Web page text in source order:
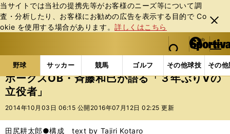
当サイトでは当社の提携先等がお客様のニーズ等について調
査・分析したり、お客様にお勧めの広告を表⽰する⽬的で Co
okie を使⽤する場合があります。詳しくはこちら
閉じ
る
web Sportiva (webスポルティーバ)
検索
マイペ
ー
ジ
メニュ
野球 サッカー 競馬 ゴルフ その他球技 その
b
ス
ポ
ル
野球の記事一覧 プロ野球 ホークスOB・斉藤和巳
ホークスOB・斉藤和巳が語る「３年ぶりVの
立役者」
2014年10月03日 06:15 公開 2016年07月12日 02:25 更新
田尻耕太郎●構成 text by Tajiri Kotaro